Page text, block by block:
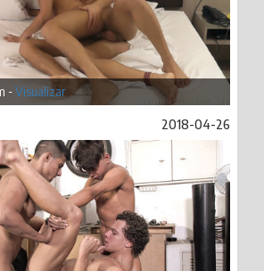
-Visualizar
2018-04-26